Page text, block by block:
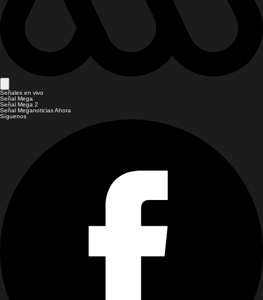
Señales en vivo
Señal Mega
Señal Mega 2
Señal Meganoticias Ahora
Síguenos